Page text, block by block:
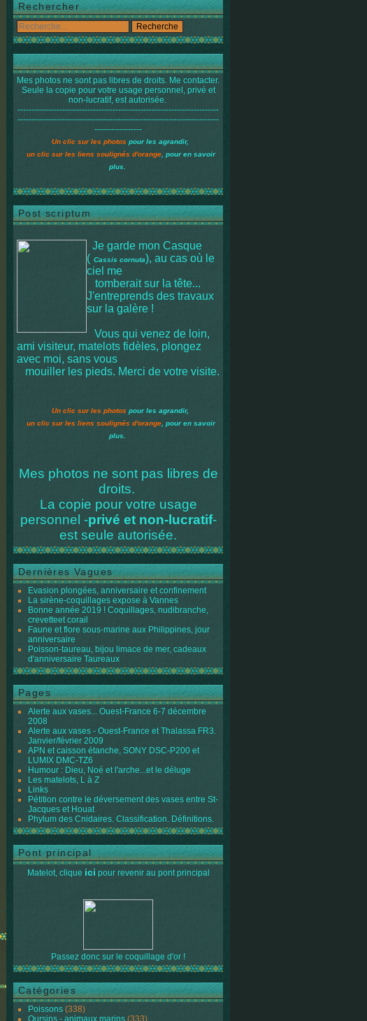
Rechercher
Mes photos ne sont pas libres de droits. Me contacter.
Seule la copie pour votre usage personnel, privé et
non-lucratif, est autorisée.
------------------------------------------------------------------------
------------------------------------------------------------------------
-----------------
Un clic sur les photos pour les agrandir,
un clic sur les liens soulignés d'orange , pour en savoir
plus.
Post scriptum
Je garde mon Casque
( Cassis cornuta), au cas où le
ciel me
tomberait sur la tête...
J'entreprends des travaux
sur la galère !
Vous qui venez de loin,
ami visiteur, matelots fidèles, plongez
avec moi, sans vous
mouiller les pieds. Merci de votre visite.
Un clic sur les photos pour les agrandir,
un clic sur les liens soulignés d'orange , pour en savoir
plus.
Mes photos ne sont pas libres de
droits.
La copie pour votre usage
personnel -privé et non-lucratif-
est seule autorisée.
Dernières Vagues
Evasion plongées, anniversaire et confinement
La sirène-coquillages expose à Vannes
Bonne année 2019 ! Coquillages, nudibranche,
crevetteet corail
Faune et flore sous-marine aux Philippines, jour
anniversaire
Poisson-taureau, bijou limace de mer, cadeaux
d'anniversaire Taureaux
Pages
Alerte aux vases... Ouest-France 6-7 décembre
2008
Alerte aux vases - Ouest-France et Thalassa FR3.
Janvier/février 2009
APN et caisson étanche, SONY DSC-P200 et
LUMIX DMC-TZ6
Humour : Dieu, Noé et l'arche...et le déluge
Les matelots, L à Z
Links
Pétition contre le déversement des vases entre St-
Jacques et Houat
Phylum des Cnidaires. Classification. Définitions.
Pont principal
Matelot, clique ici pour revenir au pont principal
Passez donc sur le coquillage d'or !
Catégories
Poissons (338)
Oursins - animaux marins (333)